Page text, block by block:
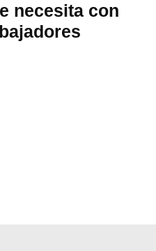
necesita con